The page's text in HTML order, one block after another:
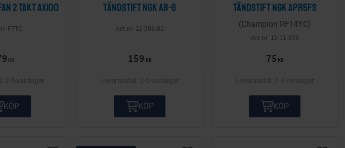
2 takt Ax100
F7TC
KR
2-5 vardagar
KÖP
Tändstift NGK AB-6
12-503-01
159 KR
2-5 vardagar
KÖP
Tändstift NGK APR5FS
(Champion RF14YC)
12-11-878
75 KR
2-5 vardagar
KÖP